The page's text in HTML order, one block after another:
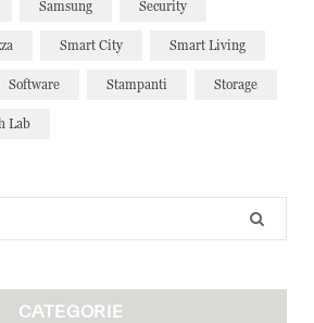
Samsung Security
Smart City Smart Living
Software Stampanti Storage
Lab
CATEGORIE